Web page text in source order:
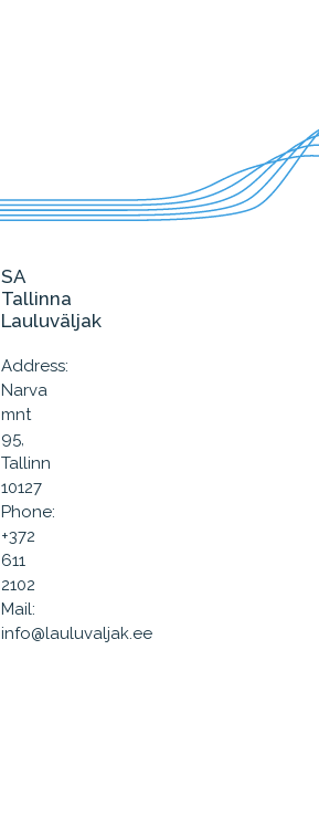
SA
Tallinna
Lauluväljak
Address:
Narva
mnt
95,
Tallinn
10127
Phone:
+372
611
2102
Mail:
info@lauluvaljak.ee